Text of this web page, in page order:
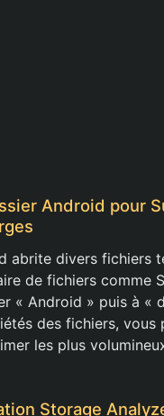
Android pour
abrite divers fichiers
de fichiers comme
« Android » puis à «
des fichiers, vous
les plus
Storage